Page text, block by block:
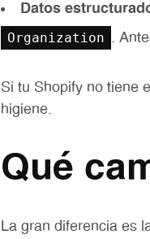
Datos
Organization .
Si tu Shopify no tiene
higiene.
Qué
La gran diferencia es